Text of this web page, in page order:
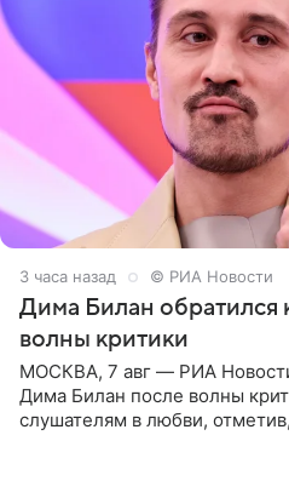
3 часа назад © РИА Новости
Дима Билан обратился
волны критики
МОСКВА, 7 авг — РИА
Дима Билан после волны
слушателям в любви,